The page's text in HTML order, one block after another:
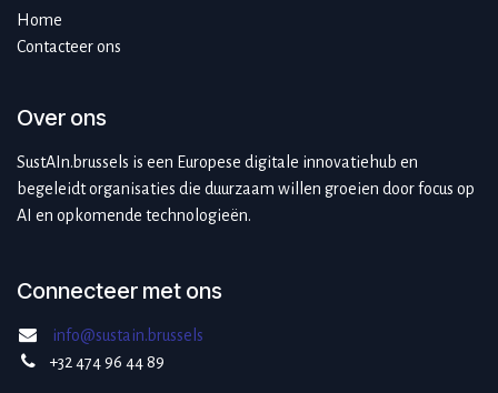
Home
Contacteer ons
Over ons
SustAIn.brussels is een Europese digitale innovatiehub en
begeleidt organisaties die duurzaam willen groeien door focus op
AI en opkomende technologieën.
Connecteer met ons
info@sustain.brussels
+32 474 96 44 89